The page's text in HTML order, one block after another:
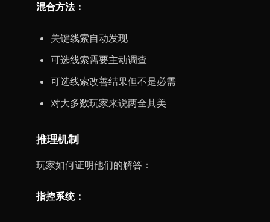
混合方法：
关键线索自动发现
可选线索需要主动调查
可选线索改善结果但不是必需
对大多数玩家来说两全其美
推理机制
玩家如何证明他们的解答：
指控系统：